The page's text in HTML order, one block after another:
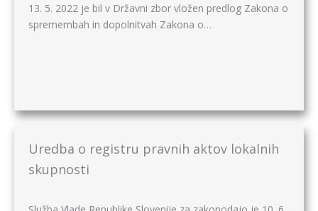
13. 5. 2022 je bil v Državni zbor vložen predlog Zakona o
spremembah in dopolnitvah Zakona o…
Uredba o registru pravnih aktov lokalnih
skupnosti